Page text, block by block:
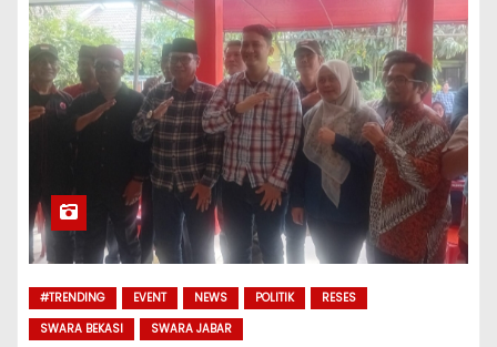
#TRENDING EVENT NEWS POLITIK
RESES
SWARA BEKASI
SWARA JABAR